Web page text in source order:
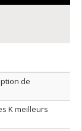
de
K meilleurs